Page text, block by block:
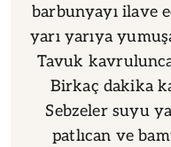
barbunyayı ilave
yarı yarıya
Tavuk
Birkaç dakika
Sebzeler suyu
patlıcan ve